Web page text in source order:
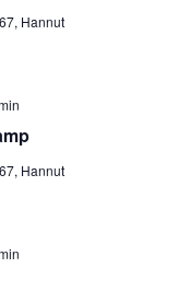
Hannut
Hannut